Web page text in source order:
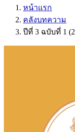
หน้าแรก
คลังบทความ
ปีที่ 3 ฉบับที่ 1